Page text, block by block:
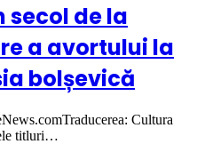
de la
a avortului la
bolșevică
Cultura
titluri…